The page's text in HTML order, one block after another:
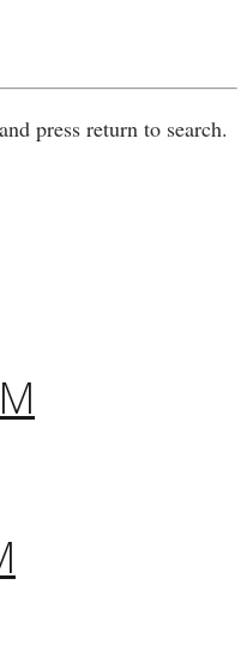
press return to search.